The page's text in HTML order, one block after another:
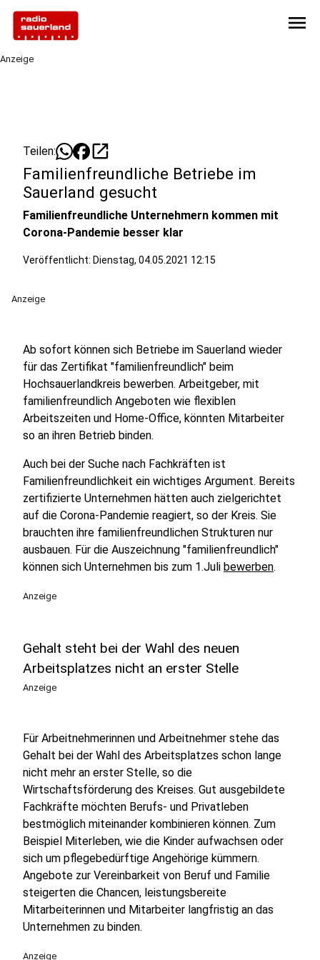
menu
Anzeige
Teilen: open_in_new
Familienfreundliche Betriebe im
Sauerland gesucht
Familienfreundliche Unternehmern kommen mit
Corona-Pandemie besser klar
Veröffentlicht: Dienstag, 04.05.2021 12:15
Anzeige
Ab sofort können sich Betriebe im Sauerland wieder
für das Zertifikat "familienfreundlich" beim
Hochsauerlandkreis bewerben. Arbeitgeber, mit
familienfreundlich Angeboten wie flexiblen
Arbeitszeiten und Home-Office, könnten Mitarbeiter
so an ihren Betrieb binden.
Auch bei der Suche nach Fachkräften ist
Familienfreundlichkeit ein wichtiges Argument. Bereits
zertifizierte Unternehmen hätten auch zielgerichtet
auf die Corona-Pandemie reagiert, so der Kreis. Sie
brauchten ihre familienfreundlichen Strukturen nur
ausbauen. Für die Auszeichnung "familienfreundlich"
können sich Unternehmen bis zum 1.Juli bewerben.
Anzeige
Gehalt steht bei der Wahl des neuen
Arbeitsplatzes nicht an erster Stelle
Anzeige
Für Arbeitnehmerinnen und Arbeitnehmer stehe das
Gehalt bei der Wahl des Arbeitsplatzes schon lange
nicht mehr an erster Stelle, so die
Wirtschaftsförderung des Kreises. Gut ausgebildete
Fachkräfte möchten Berufs- und Privatleben
bestmöglich miteinander kombinieren können. Zum
Beispiel Miterleben, wie die Kinder aufwachsen oder
sich um pflegebedürftige Angehörige kümmern.
Angebote zur Vereinbarkeit von Beruf und Familie
steigerten die Chancen, leistungsbereite
Mitarbeiterinnen und Mitarbeiter langfristig an das
Unternehmen zu binden.
Anzeige